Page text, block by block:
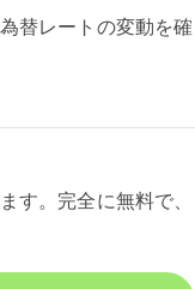
替レートの変動を確
す。完全に無料で、